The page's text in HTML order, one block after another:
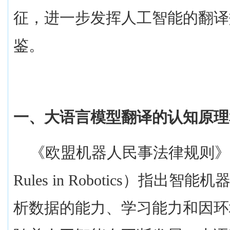
征，进一步发挥人工智能的翻
鉴。
一、大语言模型翻译的认知原
《欧盟机器人民事法律规则
Rules in Robotics）指出智能机
析数据的能力、学习能力和因